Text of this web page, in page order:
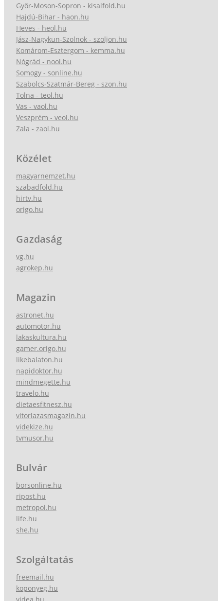
Győr-Moson-Sopron - kisalfold.hu
Hajdú-Bihar - haon.hu
Heves - heol.hu
Jász-Nagykun-Szolnok - szoljon.hu
Komárom-Esztergom - kemma.hu
Nógrád - nool.hu
Somogy - sonline.hu
Szabolcs-Szatmár-Bereg - szon.hu
Tolna - teol.hu
Vas - vaol.hu
Veszprém - veol.hu
Zala - zaol.hu
Közélet
magyarnemzet.hu
szabadfold.hu
hirtv.hu
origo.hu
Gazdaság
vg.hu
agrokep.hu
Magazin
astronet.hu
automotor.hu
lakaskultura.hu
gamer.origo.hu
likebalaton.hu
napidoktor.hu
mindmegette.hu
travelo.hu
dietaesfitnesz.hu
vitorlazasmagazin.hu
videkize.hu
tvmusor.hu
Bulvár
borsonline.hu
ripost.hu
metropol.hu
life.hu
she.hu
Szolgáltatás
freemail.hu
koponyeg.hu
videa.hu